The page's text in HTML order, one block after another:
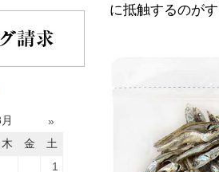
に抵触するのが